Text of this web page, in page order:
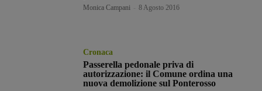
Monica Campani 8 Agosto 2016
Cronaca
Passerella pedonale priva di
autorizzazione: il Comune ordina una
nuova demolizione sul Ponterosso